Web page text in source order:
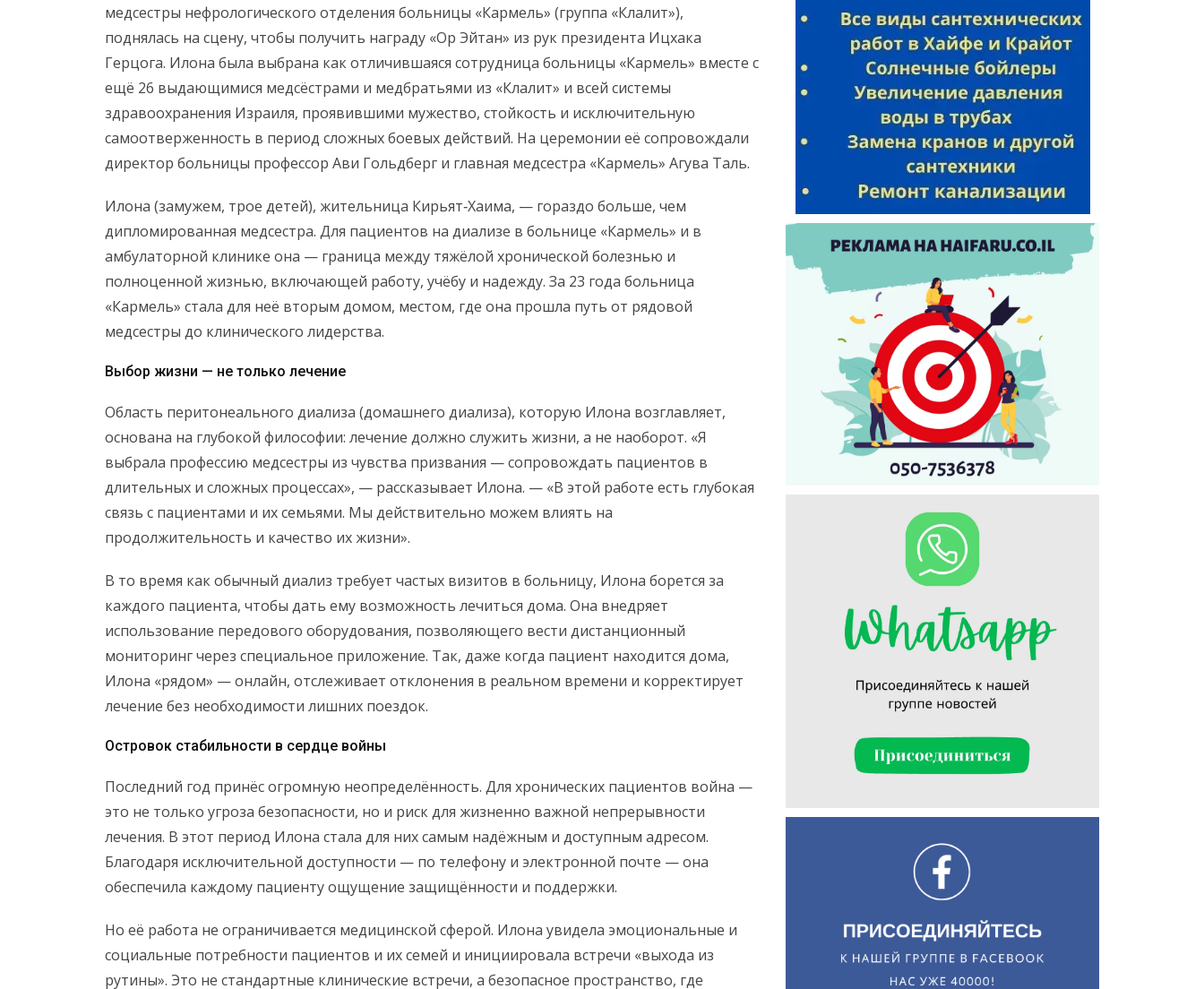
медсестры нефрологического отделения больницы «Кармель» (группа «Клалит»),
поднялась на сцену, чтобы получить награду «Ор Эйтан» из рук президента Ицхака
Герцога. Илона была выбрана как отличившаяся сотрудница больницы «Кармель» вместе с
ещё 26 выдающимися медсёстрами и медбратьями из «Клалит» и всей системы
здравоохранения Израиля, проявившими мужество, стойкость и исключительную
самоотверженность в период сложных боевых действий. На церемонии её сопровождали
директор больницы профессор Ави Гольдберг и главная медсестра «Кармель» Агува Таль.
Илона (замужем, трое детей), жительница Кирьят‑Хаима, — гораздо больше, чем
дипломированная медсестра. Для пациентов на диализе в больнице «Кармель» и в
амбулаторной клинике она — граница между тяжёлой хронической болезнью и
полноценной жизнью, включающей работу, учёбу и надежду. За 23 года больница
«Кармель» стала для неё вторым домом, местом, где она прошла путь от рядовой
медсестры до клинического лидерства.
Выбор жизни — не только лечение
Область перитонеального диализа (домашнего диализа), которую Илона возглавляет,
основана на глубокой философии: лечение должно служить жизни, а не наоборот. «Я
выбрала профессию медсестры из чувства призвания — сопровождать пациентов в
длительных и сложных процессах», — рассказывает Илона. — «В этой работе есть глубокая
связь с пациентами и их семьями. Мы действительно можем влиять на
продолжительность и качество их жизни».
В то время как обычный диализ требует частых визитов в больницу, Илона борется за
каждого пациента, чтобы дать ему возможность лечиться дома. Она внедряет
использование передового оборудования, позволяющего вести дистанционный
мониторинг через специальное приложение. Так, даже когда пациент находится дома,
Илона «рядом» — онлайн, отслеживает отклонения в реальном времени и корректирует
лечение без необходимости лишних поездок.
Островок стабильности в сердце войны
Последний год принёс огромную неопределённость. Для хронических пациентов война —
это не только угроза безопасности, но и риск для жизненно важной непрерывности
лечения. В этот период Илона стала для них самым надёжным и доступным адресом.
Благодаря исключительной доступности — по телефону и электронной почте — она
обеспечила каждому пациенту ощущение защищённости и поддержки.
Но её работа не ограничивается медицинской сферой. Илона увидела эмоциональные и
социальные потребности пациентов и их семей и инициировала встречи «выхода из
рутины». Это не стандартные клинические встречи, а безопасное пространство, где